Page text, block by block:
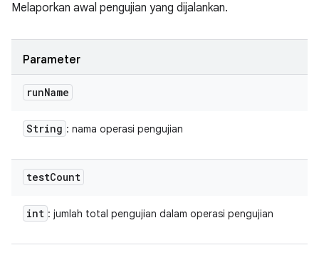
Melaporkan awal pengujian yang dijalankan.
Parameter
runName
String : nama operasi pengujian
testCount
int : jumlah total pengujian dalam operasi pengujian